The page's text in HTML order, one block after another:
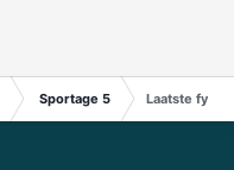
Sportage 5 Laatste